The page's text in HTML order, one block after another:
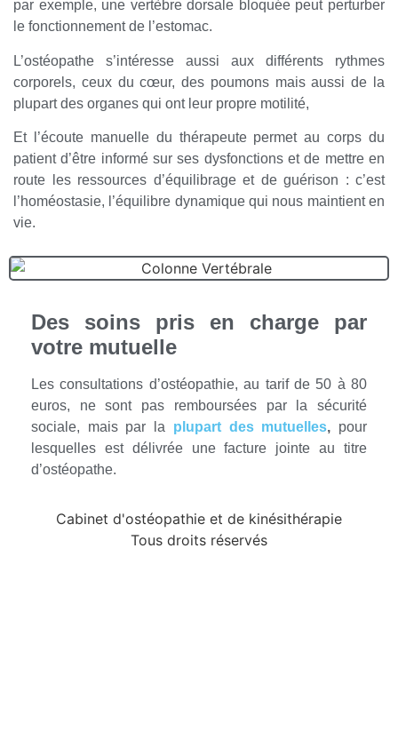
par exemple, une vertèbre dorsale bloquée peut perturber
le fonctionnement de l’estomac.
L’ostéopathe s’intéresse aussi aux différents rythmes
corporels, ceux du cœur, des poumons mais aussi de la
plupart des organes qui ont leur propre motilité,
Et l’écoute manuelle du thérapeute permet au corps du
patient d’être informé sur ses dysfonctions et de mettre en
route les ressources d’équilibrage et de guérison : c’est
l’homéostasie, l’équilibre dynamique qui nous maintient en
vie.
Des soins pris en charge par
votre mutuelle
Les consultations d’ostéopathie, au tarif de 50 à 80
euros, ne sont pas remboursées par la sécurité
sociale, mais par la plupart des mutuelles, pour
lesquelles est délivrée une facture jointe au titre
d’ostéopathe.
Cabinet d'ostéopathie et de kinésithérapie
Tous droits réservés